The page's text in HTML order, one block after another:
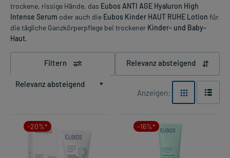
trockene, rissige Hände, das Eubos ANTI AGE Hyaluron High
Intense Serum oder auch die Eubos Kinder HAUT RUHE Lotion für
die tägliche Ganzkörperpflege bei trockener Kinder- und Baby-
Haut.
Filtern Relevanz absteigend
Relevanz absteigend
Anzeigen:
-20%* -16%*